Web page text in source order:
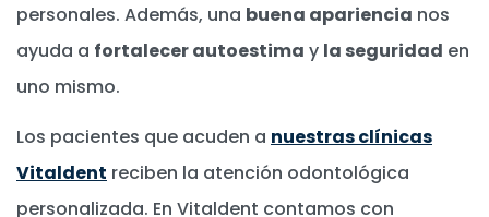
personales. Además, una buena apariencia nos
ayuda a fortalecer autoestima y la seguridad en
uno mismo.
Los pacientes que acuden a nuestras clínicas
Vitaldent reciben la atención odontológica
personalizada. En Vitaldent contamos con